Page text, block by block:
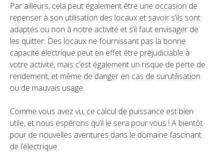
Par ailleurs, cela peut également être une occasion de
repenser à son utilisation des locaux et savoir s’ils sont
adaptés ou non à notre activité et s’il faut envisager de
les quitter. Des locaux ne fournissant pas la bonne
capacité électrique peut en effet être préjudiciable à
votre activité, mais c’est également un risque de perte de
rendement, et même de danger en cas de surutilisation
ou de mauvais usage.
Comme vous avez vu, ce calcul de puissance est bien
utile, et nous espérons qu’il le sera pour vous ! A bientôt
pour de nouvelles aventures dans le domaine fascinant
de l’électrique.